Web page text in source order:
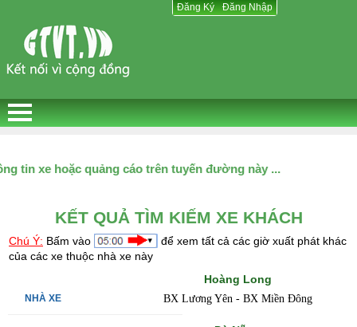
Đăng Ký Đăng Nhập
Đăng Ký Đăng Nhập
tạo thông tin xe hoặc quảng cáo trên tuyến đường này ...
KẾT QUẢ TÌM KIẾM XE KHÁCH
Chú Ý: Bấm vào
để xem tất cả các giờ xuất phát khác
của các xe thuộc nhà xe này
Hoàng Long
BX Lương Yên - BX Miền Đông